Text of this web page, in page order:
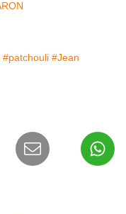
#patchouli #Jean